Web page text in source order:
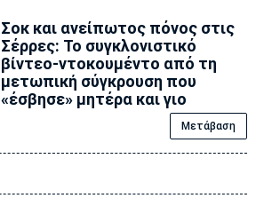
Σοκ και ανείπωτος πόνος στις
Σέρρες: Το συγκλονιστικό
βίντεο-ντοκουμέντο από τη
μετωπική σύγκρουση που
«έσβησε» μητέρα και γιο
Μετάβαση